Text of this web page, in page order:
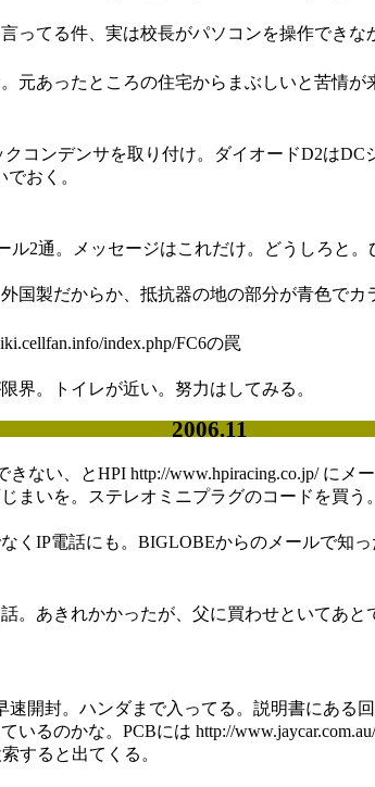
てる件、実は校長がパソコンを操作できな
元あったところの住宅からまぶしいと苦情
コンデンサを取り付け。ダイオードD2は
おく。
2通。メッセージはこれだけ。どうしろと
製だからか、抵抗器の地の部分が青色でカ
index.php/FC6の罠
界。トイレが近い。努力はしてみる。
2006.11
ない、とHPI http://www.hpiracing.co.jp/ に
まいを。ステレオミニプラグのコードを買
くIP電話にも。BIGLOBEからのメールで知
。あきれかかったが、父に買わせといてあ
開封。ハンダまで入ってる。説明書にある
るのかな。PCBには http://
すると出てくる。